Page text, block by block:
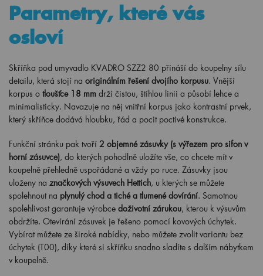
Parametry, které vás
osloví
Skříňka pod umyvadlo KVADRO SZZ2 80 přináší do koupelny sílu
detailu, která stojí na originálním řešení dvojího korpusu. Vnější
korpus o tloušťce 18 mm drží čistou, štíhlou linii a působí lehce a
minimalisticky. Navazuje na něj vnitřní korpus jako kontrastní prvek,
který skříňce dodává hloubku, řád a pocit poctivé konstrukce.
Funkční stránku pak tvoří 2 objemné zásuvky (s výřezem pro sifon v
horní zásuvce), do kterých pohodlně uložíte vše, co chcete mít v
koupelně přehledně uspořádané a vždy po ruce. Zásuvky jsou
uloženy na značkových výsuvech Hettich, u kterých se můžete
spolehnout na plynulý chod a tiché a tlumené dovírání. Samotnou
spolehlivost garantuje výrobce doživotní zárukou, kterou k výsuvům
obdržíte. Otevírání zásuvek je řešeno pomocí kovových úchytek.
Vybírat můžete ze široké nabídky, nebo můžete zvolit variantu bez
úchytek (T00), díky které si skříňku snadno sladíte s dalším nábytkem
v koupelně.